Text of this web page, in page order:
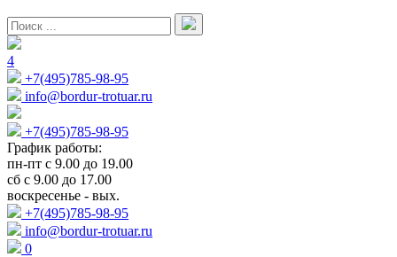
4
+7(495)785-98-95
info@bordur-trotuar.ru
+7(495)785-98-95
График работы:
пн-пт с 9.00 до 19.00
сб с 9.00 до 17.00
воскресенье - вых.
+7(495)785-98-95
info@bordur-trotuar.ru
0